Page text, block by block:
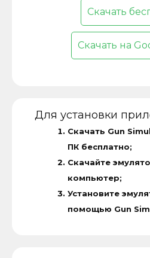
Скачать
Скачать на
Для установки
Скачать Gun
ПК бесплатно;
Скачайте
компьютер;
Установите
помощью Gun